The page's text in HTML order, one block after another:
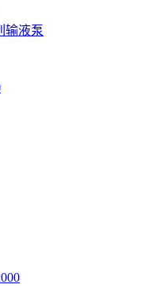
输液泵